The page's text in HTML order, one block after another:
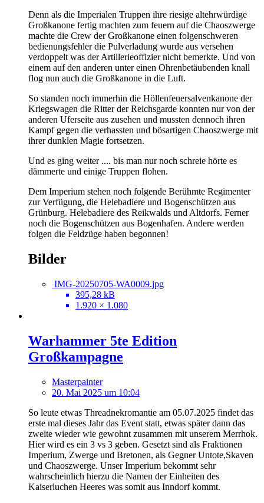
Denn als die Imperialen Truppen ihre riesige altehrwürdige
Großkanone fertig machten zum feuern auf die Chaoszwerge
machte die Crew der Großkanone einen folgenschweren
bedienungsfehler die Pulverladung wurde aus versehen
verdoppelt was der Artillerieoffizier nicht bemerkte. Und von
einem auf den anderen unter einen Ohrenbetäubenden knall
flog nun auch die Großkanone in die Luft.
So standen noch immerhin die Höllenfeuersalvenkanone der
Kriegswagen die Ritter der Reichsgarde konnten nur von der
anderen Uferseite aus zusehen und mussten dennoch ihren
Kampf gegen die verhassten und bösartigen Chaoszwerge mit
ihrer dunklen Magie fortsetzen.
Und es ging weiter .... bis man nur noch schreie hörte es
dämmerte und einige Truppen flohen.
Dem Imperium stehen noch folgende Berühmte Regimenter
zur Verfügung, die Helebadiere und Bogenschützen aus
Grünburg. Helebadiere des Reikwalds und Altdorfs. Ferner
noch die Bogenschützen aus Bogenhafen. Andere werden
folgen die Feldzüge haben begonnen!
Bilder
IMG-20250705-WA0009.jpg
395,28 kB
1.920 × 1.080
Warhammer 5te Edition
Großkampagne
Masterpainter
20. Mai 2025 um 10:04
So leute etwas Threadnekromantie am 05.07.2025 findet das
erste mal dieses Jahr das Event statt, etwas später dann das
zweite wieder wie gewohnt zusammen mit unserem Merrhok.
Hier wird es ein 3 vs 3 geben. Gesetzt sind als Fraktionen
Imperium, Zwerge und Bretonen, als Gegner Untote,Skaven
und Chaoszwerge. Unser Imperium bekommt sehr
wahrscheinlich hierzu die Namen der Einheiten des
Kaiserluchen Heeres was somit aus Inndorf kommt.